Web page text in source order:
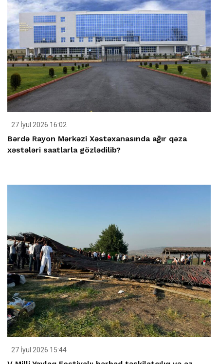
27 İyul 2026 16:02
Bərdə Rayon Mərkəzi Xəstəxanasında ağır qəza
xəstələri saatlarla gözlədilib?
27 İyul 2026 15:44